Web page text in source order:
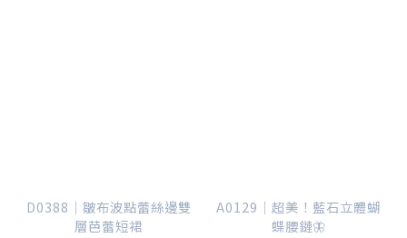
D0388｜皺布波點蕾絲邊雙
層芭蕾短裙
A0129｜超美！藍石立體蝴
蝶腰鏈🦋